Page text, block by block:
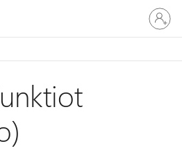
Kirjaudu
sisään
tilille